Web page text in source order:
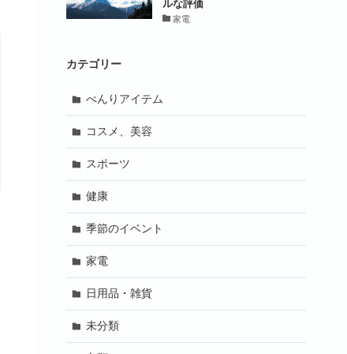
ルな評価
家電
カテゴリー
べんりアイテム
コスメ、美容
スポーツ
健康
季節のイベント
家電
日用品・雑貨
未分類